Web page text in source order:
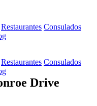
Restaurantes Consulados
Restaurantes Consulados
Drive